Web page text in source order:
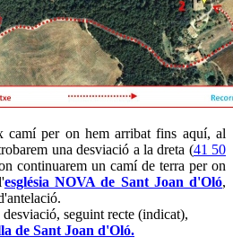
camí per on hem arribat fins aquí, al
una desviació a la dreta (41 50
continuarem un camí de terra per on
església NOVA de Sant Joan d'Oló,
seguint recte (indicat),
de Sant Joan d'Oló.